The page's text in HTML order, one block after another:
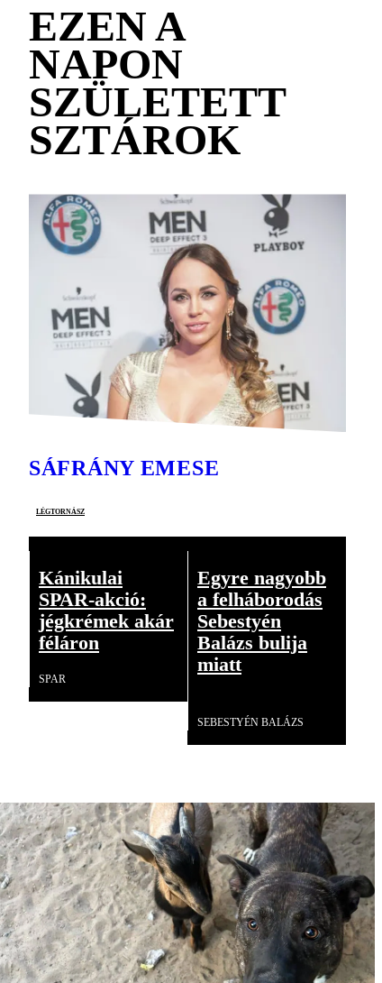
EZEN A
NAPON
SZÜLETETT
SZTÁROK
SÁFRÁNY EMESE
légtornász
Kánikulai
SPAR-akció:
jégkrémek akár
féláron
SPAR
Egyre nagyobb
a felháborodás
Sebestyén
Balázs bulija
miatt
SEBESTYÉN BALÁZS